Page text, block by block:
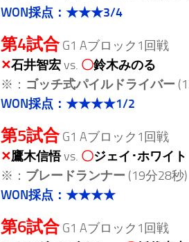
WON採点：★★★3/4
第4試合G1 Aブロック1回戦
✕石井智宏vs. 〇鈴木みのる
※： ゴッチ式パイルドライバー
WON採点：★★★★1/2
第5試合G1 Aブロック1回戦
✕鷹木信悟vs. 〇ジェイ･ホワイト
※： ブレードランナー (19分28秒)
WON採点：★★★★
第6試合G1 Aブロック1回戦